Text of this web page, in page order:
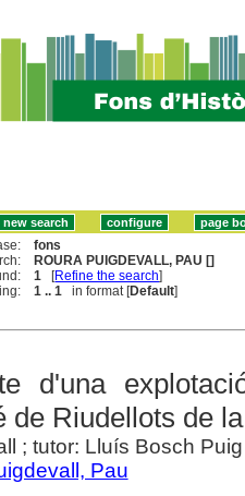
fons
ROURA PUIGDEVALL, PAU []
1 [Refine the search]
1 .. 1 in format [Default]
d'una
de Riudellots de
; tutor: Lluís Bosch Puig
Pau